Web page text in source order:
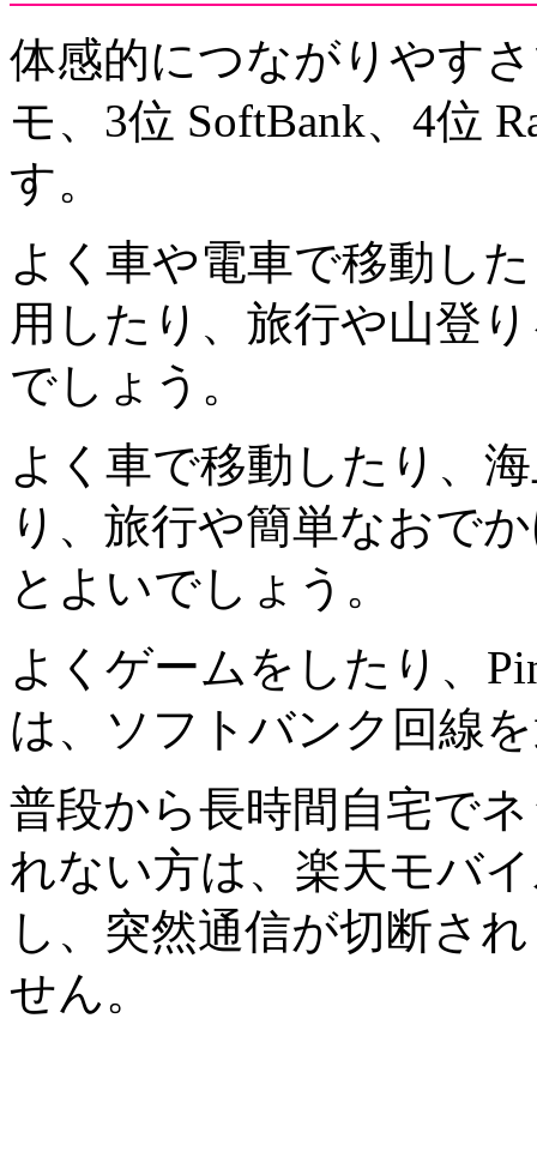
体感的につながりやす
モ、3位 SoftBank、4位
す。
よく車や電車で移動し
用したり、旅行や山登
でしょう。
よく車で移動したり、
り、旅行や簡単なおで
とよいでしょう。
よくゲームをしたり、
は、ソフトバンク回線
普段から長時間自宅で
れない方は、楽天モバ
し、突然通信が切断さ
せん。